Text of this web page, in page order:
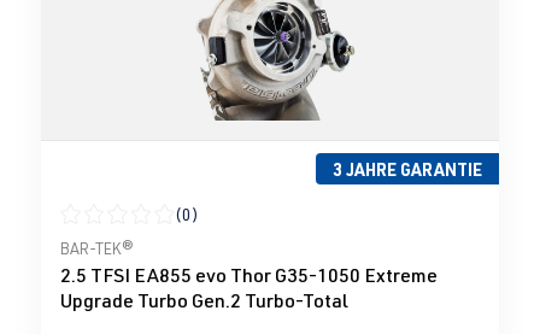
3 JAHRE GARANTIE
Durchschnittliche Bewertung von 0 von 5 Sternen
(0)
BAR-TEK®
2.5 TFSI EA855 evo Thor G35-1050 Extreme
Upgrade Turbo Gen.2 Turbo-Total